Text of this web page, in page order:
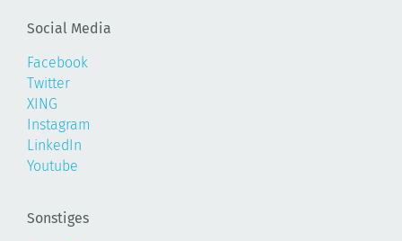
Social Media
Facebook
Twitter
XING
Instagram
LinkedIn
Youtube
Sonstiges